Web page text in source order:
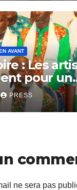
AVANT
: Les
pour un
PRESS
ne sera pas